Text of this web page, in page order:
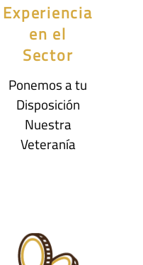
Experiencia
en el
Sector
Ponemos a tu
Disposición
Nuestra
Veteranía